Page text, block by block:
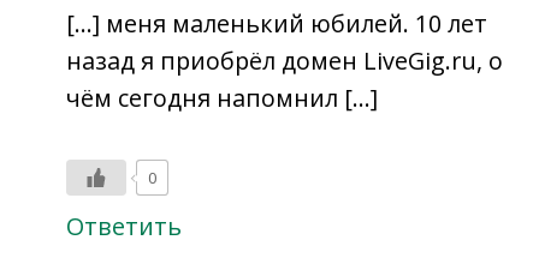
[…] меня маленький юбилей. 10 лет
назад я приобрёл домен LiveGig.ru, о
чём сегодня напомнил […]
0
Ответить